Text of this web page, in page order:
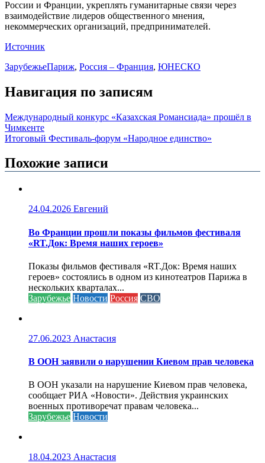
России и Франции, укреплять гуманитарные связи через
взаимодействие лидеров общественного мнения,
некоммерческих организаций, предпринимателей.
Источник
ЗарубежьеПариж, Россия – Франция, ЮНЕСКО
Навигация по записям
Международный конкурс «Казахская Романсиада» прошёл в
Чимкенте
Итоговый Фестиваль-форум «Народное единство»
Похожие записи
24.04.2026 Евгений
Во Франции прошли показы фильмов фестиваля
«RT.Док: Время наших героев»
Показы фильмов фестиваля «RT.Док: Время наших
героев» состоялись в одном из кинотеатров Парижа в
нескольких кварталах...
Зарубежье Новости Россия СВО
27.06.2023 Анастасия
В ООН заявили о нарушении Киевом прав человека
В ООН указали на нарушение Киевом прав человека,
сообщает РИА «Новости». Действия украинских
военных противоречат правам человека...
Зарубежье Новости
18.04.2023 Анастасия